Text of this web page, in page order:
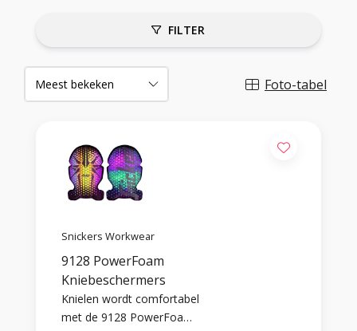
FILTER
Foto-tabel
Snickers Workwear
9128 PowerFoam
Kniebeschermers
Knielen wordt comfortabel
met de 9128 PowerFoam